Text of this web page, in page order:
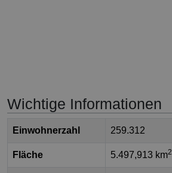
Wichtige Informationen
Einwohnerzahl 259.312
Fläche 5.497,913 km2